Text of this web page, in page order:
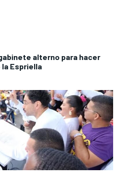
alterno para hacer
la Espriella